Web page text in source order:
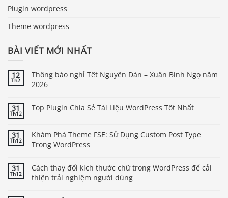
Plugin wordpress
Theme wordpress
BÀI VIẾT MỚI NHẤT
12
Th2
Thông báo nghỉ Tết Nguyên Đán – Xuân Bính Ngọ năm
2026
31
Th12
Top Plugin Chia Sẻ Tài Liệu WordPress Tốt Nhất
31
Th12
Khám Phá Theme FSE: Sử Dụng Custom Post Type
Trong WordPress
31
Th12
Cách thay đổi kích thước chữ trong WordPress để cải
thiện trải nghiệm người dùng